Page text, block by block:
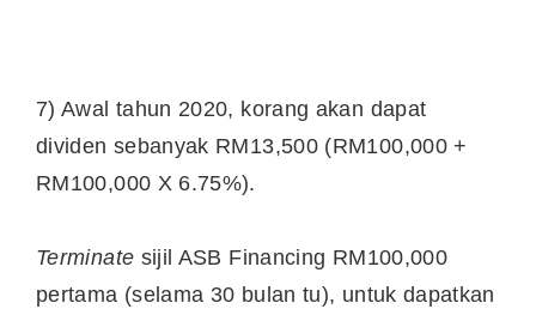
7) Awal tahun 2020, korang akan dapat
dividen sebanyak RM13,500 (RM100,000 +
RM100,000 X 6.75%).
Terminate sijil ASB Financing RM100,000
pertama (selama 30 bulan tu), untuk dapatkan